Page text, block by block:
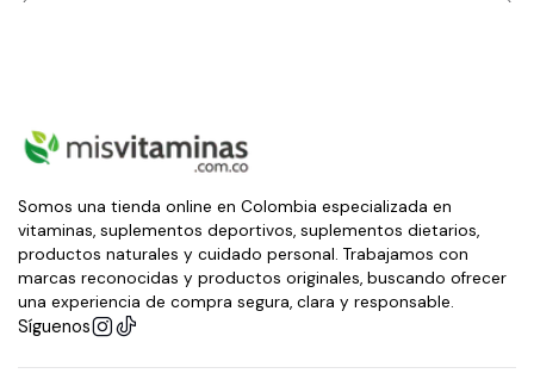
Somos una tienda online en Colombia especializada en
vitaminas, suplementos deportivos, suplementos dietarios,
productos naturales y cuidado personal. Trabajamos con
marcas reconocidas y productos originales, buscando ofrecer
una experiencia de compra segura, clara y responsable.
Síguenos